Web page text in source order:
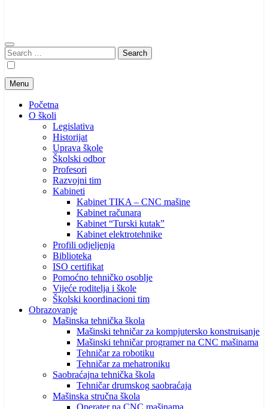
Search
for:
Menu
Početna
O školi
Legislativa
Historijat
Uprava škole
Školski odbor
Profesori
Razvojni tim
Kabineti
Kabinet TIKA – CNC mašine
Kabinet računara
Kabinet “Turski kutak”
Kabinet elektrotehnike
Profili odjeljenja
Biblioteka
ISO certifikat
Pomoćno tehničko osoblje
Vijeće roditelja i škole
Školski koordinacioni tim
Obrazovanje
Mašinska tehnička škola
Mašinski tehničar za kompjutersko konstruisanje
Mašinski tehničar programer na CNC mašinama
Tehničar za robotiku
Tehničar za mehatroniku
Saobraćajna tehnička škola
Tehničar drumskog saobraćaja
Mašinska stručna škola
Operater na CNC mašinama